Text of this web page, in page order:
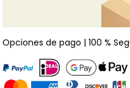
Opciones de pago | 100 %